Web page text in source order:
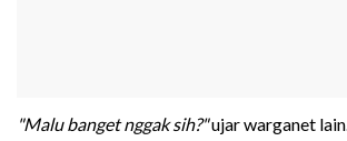
"Malu banget nggak sih?"ujar warganet lain.